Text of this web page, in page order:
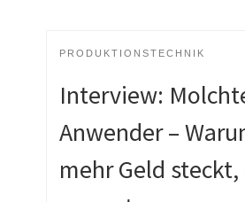
PRODUKTIONSTECHNIK
Interview:
Anwender –
mehr Geld